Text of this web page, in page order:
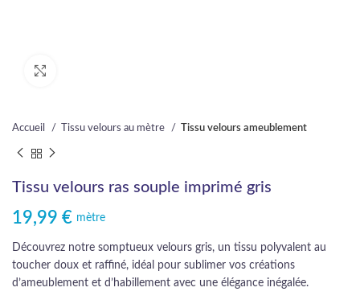
Accueil Tissu velours au mètre Tissu velours ameublement
Tissu velours ras souple imprimé gris
19,99 € mètre
Découvrez notre somptueux velours gris, un tissu polyvalent au
toucher doux et raffiné, idéal pour sublimer vos créations
d’ameublement et d’habillement avec une élégance inégalée.